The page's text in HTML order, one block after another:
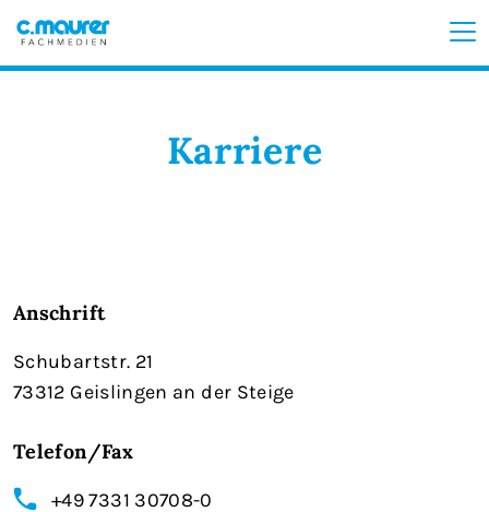
Karriere
Anschrift
Schubartstr. 21
73312 Geislingen an der Steige
Telefon/Fax
+49 7331 30708-0